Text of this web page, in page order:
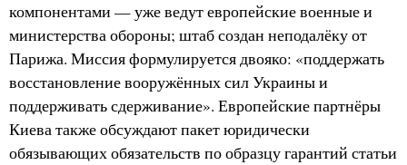
компонентами — уже ведут европейские военные и
министерства обороны; штаб создан неподалёку от
Парижа. Миссия формулируется двояко: «поддержать
восстановление вооружённых сил Украины и
поддерживать сдерживание». Европейские партнёры
Киева также обсуждают пакет юридически
обязывающих обязательств по образцу гарантий статьи